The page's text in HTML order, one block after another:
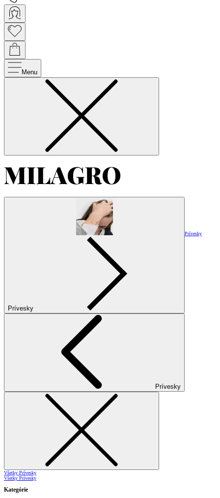
Menu
Prívesky
Prívesky
Prívesky
Všetky Prívesky
Všetky Prívesky
Kategórie